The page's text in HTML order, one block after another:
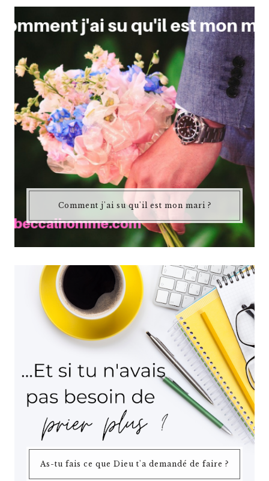
Comment j'ai su qu'il est mon mari ?
As-tu fais ce que Dieu t'a demandé de faire ?